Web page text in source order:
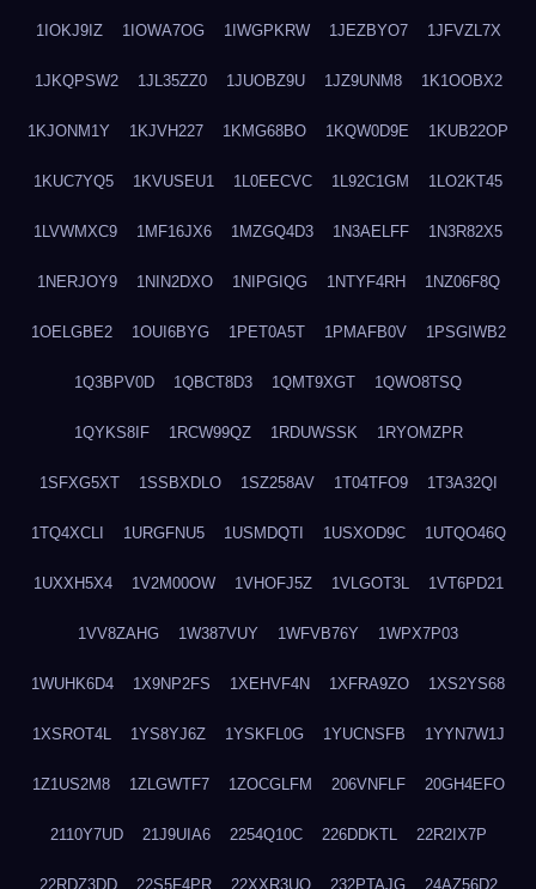
1IOKJ9IZ 1IOWA7OG 1IWGPKRW 1JEZBYO7 1JFVZL7X
1JKQPSW2 1JL35ZZ0 1JUOBZ9U 1JZ9UNM8 1K1OOBX2
1KJONM1Y 1KJVH227 1KMG68BO 1KQW0D9E 1KUB22OP
1KUC7YQ5 1KVUSEU1 1L0EECVC 1L92C1GM 1LO2KT45
1LVWMXC9 1MF16JX6 1MZGQ4D3 1N3AELFF 1N3R82X5
1NERJOY9 1NIN2DXO 1NIPGIQG 1NTYF4RH 1NZ06F8Q
1OELGBE2 1OUI6BYG 1PET0A5T 1PMAFB0V 1PSGIWB2
1Q3BPV0D 1QBCT8D3 1QMT9XGT 1QWO8TSQ
1QYKS8IF 1RCW99QZ 1RDUWSSK 1RYOMZPR
1SFXG5XT 1SSBXDLO 1SZ258AV 1T04TFO9 1T3A32QI
1TQ4XCLI 1URGFNU5 1USMDQTI 1USXOD9C 1UTQO46Q
1UXXH5X4 1V2M00OW 1VHOFJ5Z 1VLGOT3L 1VT6PD21
1VV8ZAHG 1W387VUY 1WFVB76Y 1WPX7P03
1WUHK6D4 1X9NP2FS 1XEHVF4N 1XFRA9ZO 1XS2YS68
1XSROT4L 1YS8YJ6Z 1YSKFL0G 1YUCNSFB 1YYN7W1J
1Z1US2M8 1ZLGWTF7 1ZOCGLFM 206VNFLF 20GH4EFO
2110Y7UD 21J9UIA6 2254Q10C 226DDKTL 22R2IX7P
22RDZ3DD 22S5F4PR 22XXR3UO 232PTAJG 24AZ56D2